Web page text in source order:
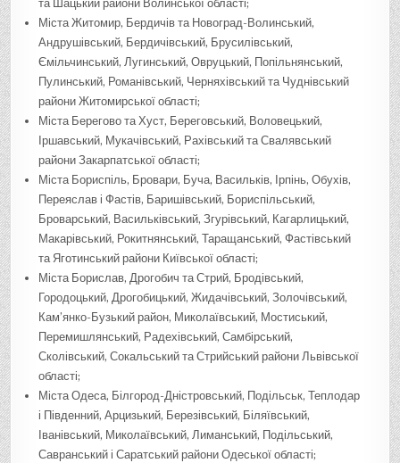
та Шацький райони Волинської області;
Міста Житомир, Бердичів та Новоград-Волинський,
Андрушівський, Бердичівський, Брусилівський,
Ємільчинський, Лугинський, Овруцький, Попільнянський,
Пулинський, Романівський, Черняхівський та Чуднівський
райони Житомирської області;
Міста Берегово та Хуст, Береговський, Воловецький,
Іршавський, Мукачівський, Рахівський та Свалявський
райони Закарпатської області;
Міста Бориспіль, Бровари, Буча, Васильків, Ірпінь, Обухів,
Переяслав і Фастів, Баришівський, Бориспільський,
Броварський, Васильківський, Згурівський, Кагарлицький,
Макарівський, Рокитнянський, Таращанський, Фастівський
та Яготинський райони Київської області;
Міста Борислав, Дрогобич та Стрий, Бродівський,
Городоцький, Дрогобицький, Жидачівський, Золочівський,
Кам’янко-Бузький район, Миколаївський, Мостиський,
Перемишлянський, Радехівський, Самбірський,
Сколівський, Сокальський та Стрийський райони Львівської
області;
Міста Одеса, Білгород-Дністровський, Подільськ, Теплодар
і Південний, Арцизький, Березівський, Біляївський,
Іванівський, Миколаївський, Лиманський, Подільський,
Савранський і Саратський райони Одеської області;